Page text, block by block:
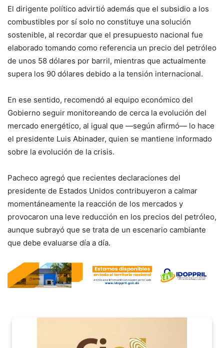
El dirigente político advirtió además que el subsidio a los
combustibles por sí solo no constituye una solución
sostenible, al recordar que el presupuesto nacional fue
elaborado tomando como referencia un precio del petróleo
de unos 58 dólares por barril, mientras que actualmente
supera los 90 dólares debido a la tensión internacional.
En ese sentido, recomendó al equipo económico del
Gobierno seguir monitoreando de cerca la evolución del
mercado energético, al igual que —según afirmó— lo hace
el presidente Luis Abinader, quien se mantiene informado
sobre la evolución de la crisis.
Pacheco agregó que recientes declaraciones del
presidente de Estados Unidos contribuyeron a calmar
momentáneamente la reacción de los mercados y
provocaron una leve reducción en los precios del petróleo,
aunque subrayó que se trata de un escenario cambiante
que debe evaluarse día a día.